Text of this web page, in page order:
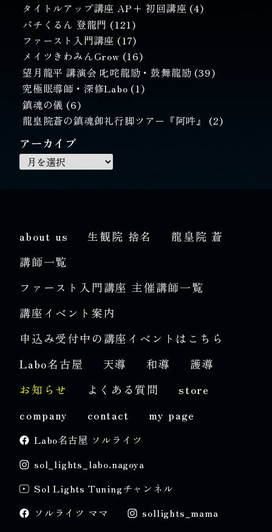
タイトルアップ講座 AP+ 初回講座 (4)
パチくるん 登龍門 (121)
ファースト入門講座 (17)
メイツきわみんGrow (16)
望月龍平 講演会 叱咤龍励・鼓舞龍励 (39)
究極眠導師・深修Labo (1)
鎮魂の儀 (6)
龍皇院蒼の鎮魂御礼行脚ツアー『阿吽』 (2)
アーカイブ
about us 生観院 捨名
龍皇院 蒼
講師一覧
ファースト入門講座 主催講師一覧
講座イベント案内
申込み受付中の講座イベントはこちら
Labo名古屋
天導 和導
護導
お知らせ
よくある質問
store
company
contact my page
Labo名古屋 ソルライツ
sol_lights_labo.nagoya
Sol Lights Tuningチャンネル
ソルライツ ママ
sollights_mama